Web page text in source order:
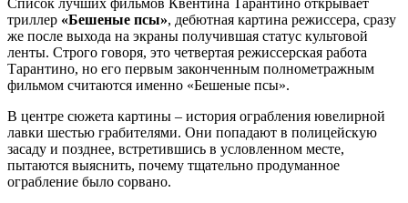
триллер «Бешеные псы», дебютная картина режиссера, сразу
же после выхода на экраны получившая статус культовой
ленты. Строго говоря, это четвертая режиссерская работа
Тарантино, но его первым законченным полнометражным
фильмом считаются именно «Бешеные псы».
В центре сюжета картины – история ограбления ювелирной
лавки шестью грабителями. Они попадают в полицейскую
засаду и позднее, встретившись в условленном месте,
пытаются выяснить, почему тщательно продуманное
ограбление было сорвано.